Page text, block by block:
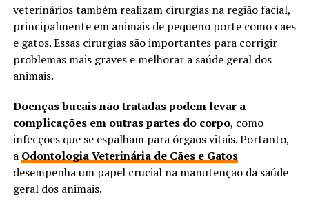
veterinários também realizam cirurgias na região facial,
principalmente em animais de pequeno porte como cães
e gatos. Essas cirurgias são importantes para corrigir
problemas mais graves e melhorar a saúde geral dos
animais.
Doenças bucais não tratadas podem levar a
complicações em outras partes do corpo, como
infecções que se espalham para órgãos vitais. Portanto,
a Odontologia Veterinária de Cães e Gatos
desempenha um papel crucial na manutenção da saúde
geral dos animais.